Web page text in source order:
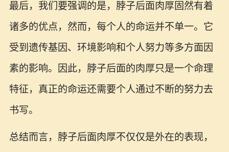
最后，我们要强调的是，脖子后面肉厚固然有着
诸多的优点，然而，每个人的命运并不单一。它
受到遗传基因、环境影响和个人努力等多方面因
素的影响。因此，脖子后面的肉厚只是一个命理
特征，真正的命运还需要个人通过不断的努力去
书写。
总结而言，脖子后面肉厚不仅仅是外在的表现，